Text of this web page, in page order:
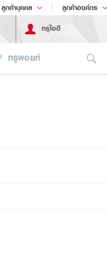
ลูกค้าบุคคล ลูกค้าองค์กร
เทรนด์เทคโนโลยี
ทรูไอดี
ทรูพอยท์